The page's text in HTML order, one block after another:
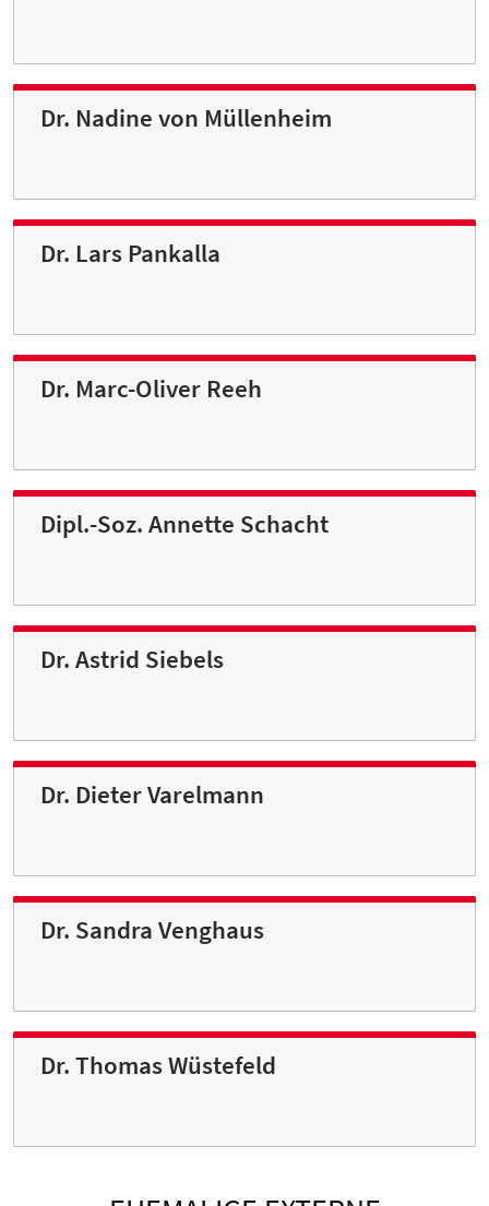
Dr. Nadine von Müllenheim
Dr. Lars Pankalla
Dr. Marc-Oliver Reeh
Dipl.-Soz. Annette Schacht
Dr. Astrid Siebels
Dr. Dieter Varelmann
Dr. Sandra Venghaus
Dr. Thomas Wüstefeld